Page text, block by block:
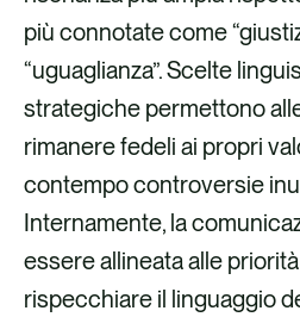
più connotate come
“uguaglianza”. Scelte
strategiche permettono
rimanere fedeli ai propri
contempo controversie
Internamente, la
essere allineata alle
rispecchiare il linguaggio